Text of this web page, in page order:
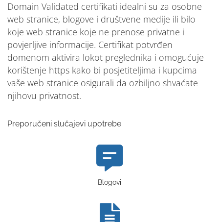
Domain Validated certifikati idealni su za osobne
web stranice, blogove i društvene medije ili bilo
koje web stranice koje ne prenose privatne i
povjerljive informacije. Certifikat potvrđen
domenom aktivira lokot preglednika i omogućuje
korištenje https kako bi posjetiteljima i kupcima
vaše web stranice osigurali da ozbiljno shvaćate
njihovu privatnost.
Preporučeni slučajevi upotrebe
Blogovi